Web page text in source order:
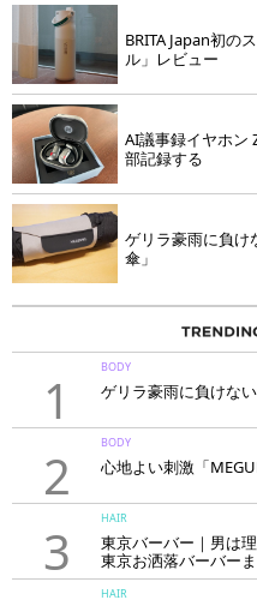
BRITA Japan初の
ル」レビュー
AI議事録イヤホン
部記録する
ゲリラ豪雨に負け
傘」
1
BODY
ゲリラ豪雨に負けな
2
BODY
心地よい刺激「
3
HAIR
東京バーバー｜男は
東京お洒落バーバー
HAIR